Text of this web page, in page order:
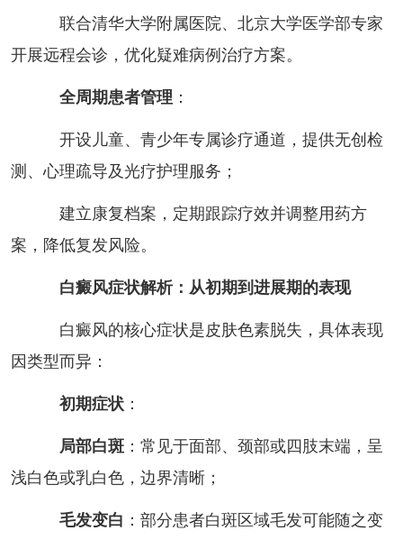
联合清华大学附属医院、北京大学医学部专家
开展远程会诊，优化疑难病例治疗方案。
全周期患者管理 ：
开设儿童、青少年专属诊疗通道，提供无创检
测、心理疏导及光疗护理服务；
建立康复档案，定期跟踪疗效并调整用药方
案，降低复发风险。
白癜风症状解析：从初期到进展期的表现
白癜风的核心症状是皮肤色素脱失，具体表现
因类型而异：
初期症状：
局部白斑：常见于面部、颈部或四肢末端，呈
浅白色或乳白色，边界清晰；
毛发变白 ：部分患者白斑区域毛发可能随之变